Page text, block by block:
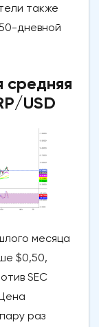
также
дневной
средняя
USD
месяца
$0,50,
SEC
раз